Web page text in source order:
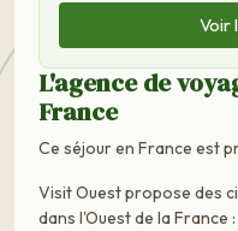
Voir
L'agence de
France
Ce séjour en France est
Visit Ouest propose des
dans l'Ouest de la France